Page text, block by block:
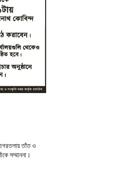
তাঁত ও
সম্মাননা।